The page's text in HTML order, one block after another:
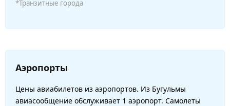
*Транзитные города
Аэропорты
Цены авиабилетов из аэропортов. Из Бугульмы
авиасообщение обслуживает 1 аэропорт. Самолеты